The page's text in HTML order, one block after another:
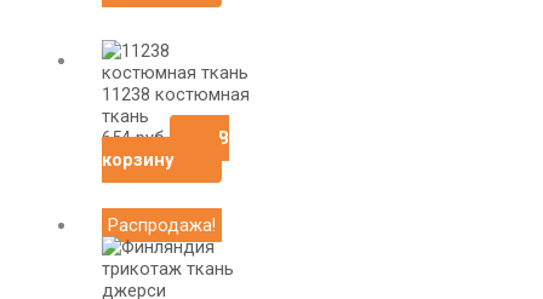
11238 костюмная
ткань
654руб
В
корзину
Распродажа!Первоначальная
цена
составляла
390